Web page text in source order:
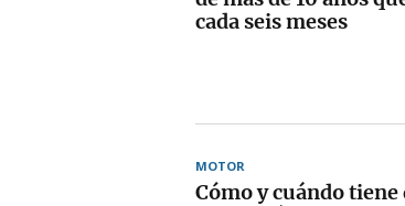
cada seis meses
MOTOR
Cómo y cuándo